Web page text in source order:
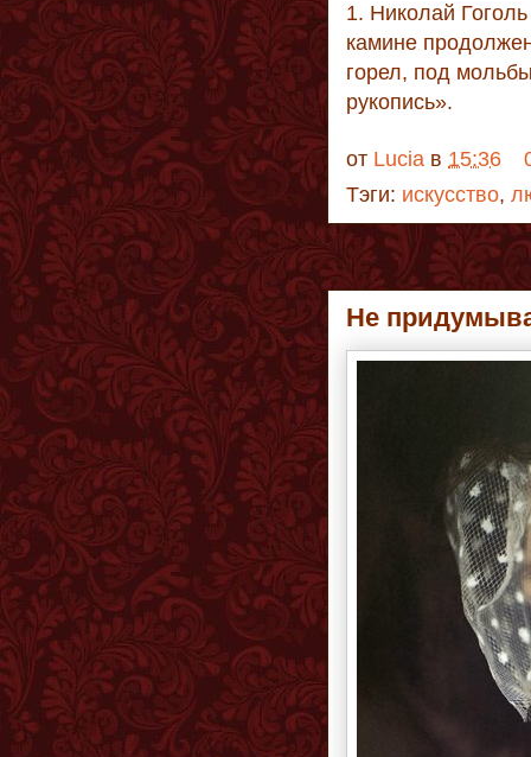
1. Николай
камине
горел, под
рукопись».
от Lucia в 15:36
Тэги: искусство,
Не